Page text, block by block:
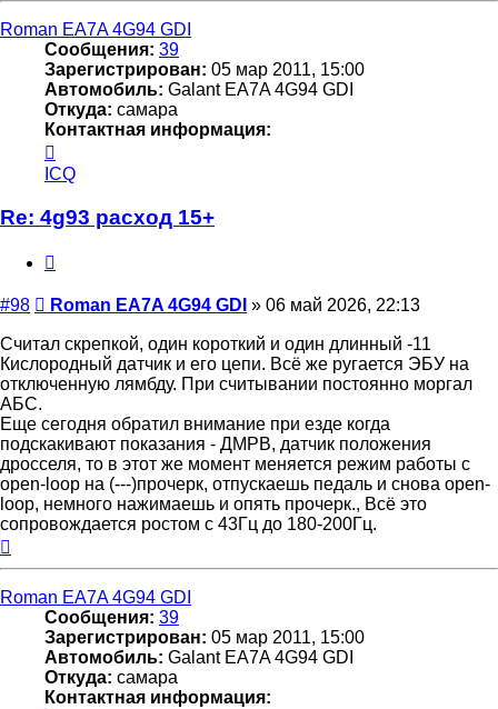
Roman EA7A 4G94 GDI
Сообщения: 39
Зарегистрирован: 05 мар 2011, 15:00
Автомобиль: Galant EA7A 4G94 GDI
Откуда: самара
Контактная информация:
информация
пользователя
Roman
EA7A
GDI
ICQ
Re: 4g93 расход 15+
#98 Сообщение
Roman EA7A 4G94 GDI » 06 май 2026, 22:13
Считал скрепкой, один короткий и один длинный -11
Кислородный датчик и его цепи. Всё же ругается ЭБУ на
отключенную лямбду. При считывании постоянно моргал
АБС.
Еще сегодня обратил внимание при езде когда
подскакивают показания - ДМРВ, датчик положения
дросселя, то в этот же момент меняется режим работы с
open-loop на (---)прочерк, отпускаешь педаль и снова open-
loop, немного нажимаешь и опять прочерк., Всё это
сопровождается ростом с 43Гц до 180-200Гц.
Roman EA7A 4G94 GDI
Сообщения: 39
Зарегистрирован: 05 мар 2011, 15:00
Автомобиль: Galant EA7A 4G94 GDI
Откуда: самара
Контактная информация: